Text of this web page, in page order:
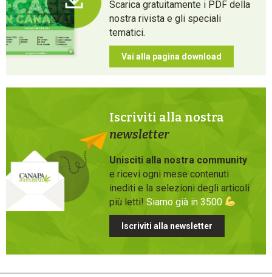
Scarica gratuitamente i PDF della
nostra rivista e gli speciali
tematici.
Vai alla pagina download
Iscriviti alla nostra
newsletter
Unisciti alla nostra community
e ricevi ogni mese contenuti
inediti e la selezioni degli articoli
più letti! Siamo già in 3500
Iscriviti alla newsletter